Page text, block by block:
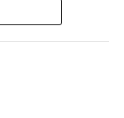
20
με τον ΠΑΣ
σε Λαμία (10